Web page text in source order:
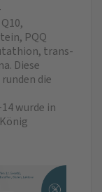
PQQ
trans-
Diese
die
wurde in